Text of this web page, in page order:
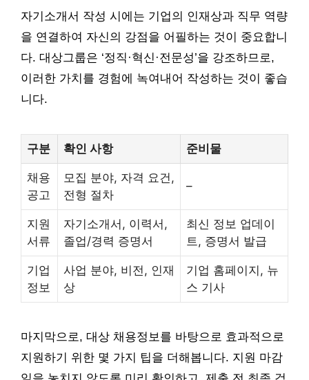
자기소개서 작성 시에는 기업의 인재상과 직무 역량
을 연결하여 자신의 강점을 어필하는 것이 중요합니
다. 대상그룹은 ‘정직·혁신·전문성’을 강조하므로,
이러한 가치를 경험에 녹여내어 작성하는 것이 좋습
니다.
구분 확인 사항 준비물
채용
공고
모집 분야, 자격 요건,
전형 절차
–
지원
서류
자기소개서, 이력서,
졸업/경력 증명서
최신 정보 업데이
트, 증명서 발급
기업
정보
사업 분야, 비전, 인재
상
기업 홈페이지, 뉴
스 기사
마지막으로, 대상 채용정보를 바탕으로 효과적으로
지원하기 위한 몇 가지 팁을 더해봅니다. 지원 마감